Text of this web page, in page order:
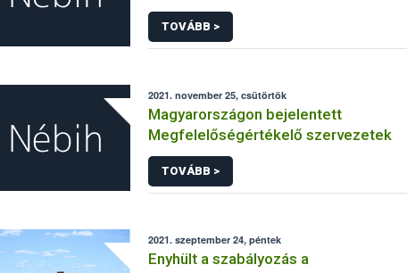
TOVÁBB >
2021. november 25, csütörtök
Magyarországon bejelentett
Megfelelőségértékelő szervezetek
TOVÁBB >
2021. szeptember 24, péntek
Enyhült a szabályozás a